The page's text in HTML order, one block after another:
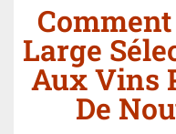
Large
Aux Vins
De